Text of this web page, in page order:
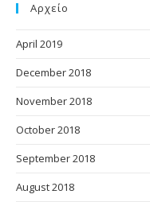
Αρχείο
April 2019
December 2018
November 2018
October 2018
September 2018
August 2018